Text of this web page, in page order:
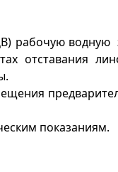
рабочую
отставания
показаниям.